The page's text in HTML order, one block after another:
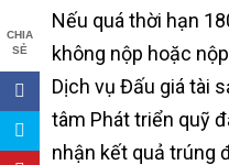
CHIA
SẺ
Nếu quá thời hạn
không nộp hoặc
Dịch vụ Đấu giá tài
tâm Phát triển quỹ
nhận kết quả trúng